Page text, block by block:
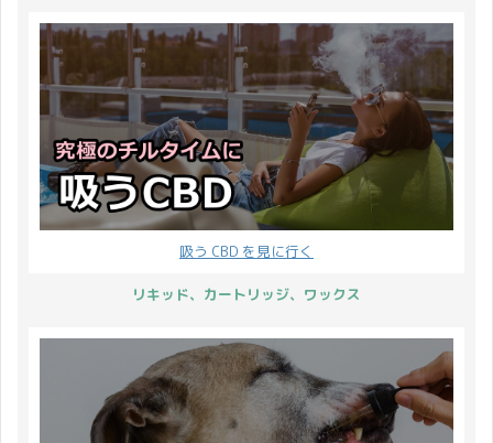
ったことが由来という説
があったり… 話を聞いて
いるだけでとても面白い
です！ 現在で ...
の中を清潔に保つことが
できます。国産無添加麻
炭パウダーが臭いや汚 ...
吸う CBD を見に行く
リキッド、カートリッジ、ワックス